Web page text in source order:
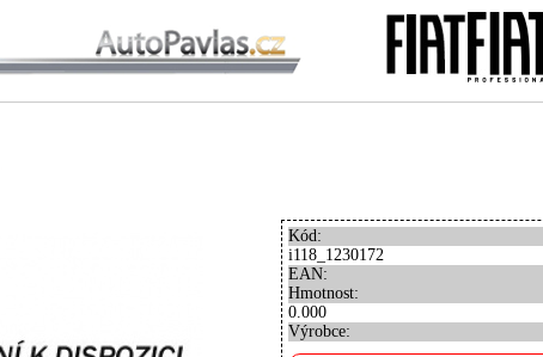
Kód:
i118_1230172
EAN:
Hmotnost:
0.000
Výrobce: